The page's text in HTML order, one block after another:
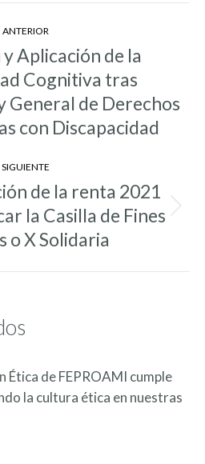
ANTERIOR
Entrada
anterior:
Aplicación de la
Cognitiva tras
General de Derechos
con Discapacidad
SIGUIENTE
Entrada
siguiente:
de la renta 2021
la Casilla de Fines
o X Solidaria
Ética de FEPROAMI cumple
la cultura ética en nuestras